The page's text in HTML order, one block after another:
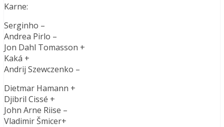
Karne:
Serginho –
Andrea Pirlo –
Jon Dahl Tomasson +
Kaká +
Andrij Szewczenko –
Dietmar Hamann +
Djibril Cissé +
John Arne Riise –
Vladimir Šmicer+